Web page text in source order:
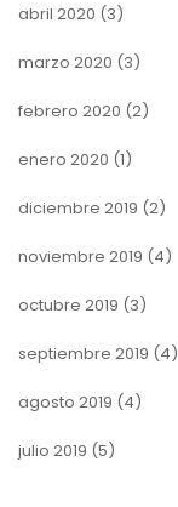
abril 2020 (3)
marzo 2020 (3)
febrero 2020 (2)
enero 2020 (1)
diciembre 2019 (2)
noviembre 2019 (4)
octubre 2019 (3)
septiembre 2019 (4)
agosto 2019 (4)
julio 2019 (5)